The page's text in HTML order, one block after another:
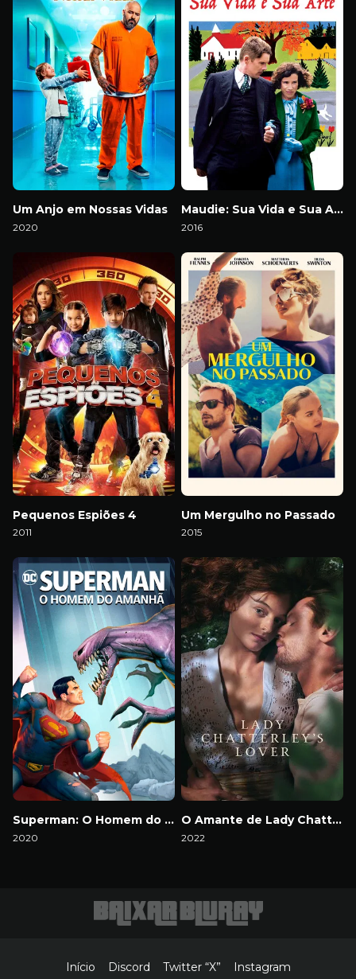
Um Anjo em Nossas Vidas
2020
Maudie: Sua Vida e Sua Arte
2016
Pequenos Espiões 4
2011
Um Mergulho no Passado
2015
Superman: O Homem do Amanhã
2020
O Amante de Lady Chatterley
2022
Início Discord Twitter “X” Instagram